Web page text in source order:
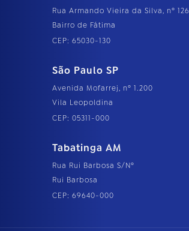
Rua Armando Vieira da Silva, nº 126
Bairro de Fátima
CEP: 65030-130
São Paulo SP
Avenida Mofarrej, nº 1.200
Vila Leopoldina
CEP: 05311-000
Tabatinga AM
Rua Rui Barbosa S/Nº
Rui Barbosa
CEP: 69640-000